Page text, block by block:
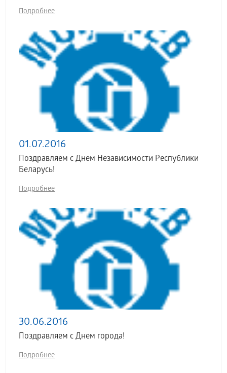
Подробнее
01.07.2016
Поздравляем с Днем Независимости Республики
Беларусь!
Подробнее
30.06.2016
Поздравляем с Днем города!
Подробнее